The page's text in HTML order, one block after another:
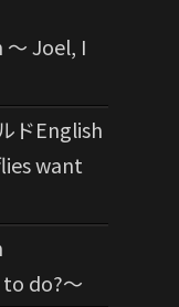
Joel, I
ドEnglish
want
do?〜